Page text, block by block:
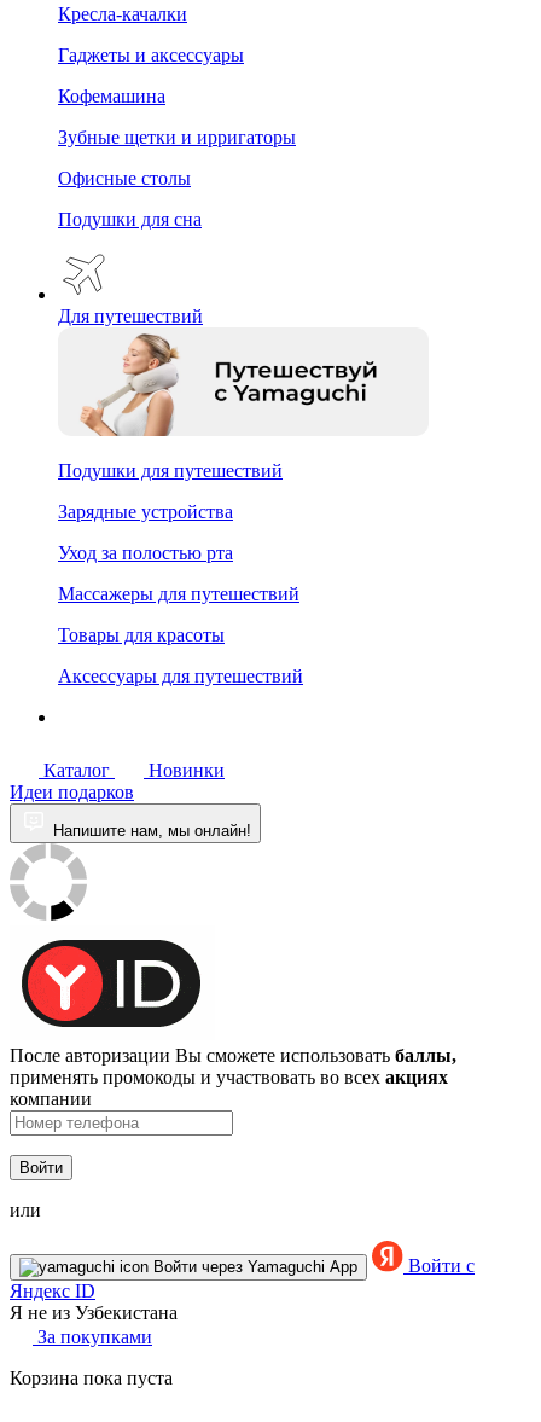
Кресла-качалки
Гаджеты и аксессуары
Кофемашина
Зубные щетки и ирригаторы
Офисные столы
Подушки для сна
Для путешествий
Подушки для путешествий
Зарядные устройства
Уход за полостью рта
Массажеры для путешествий
Товары для красоты
Аксессуары для путешествий
Каталог
Новинки
Идеи подарков
Напишите нам, мы онлайн!
После авторизации Вы сможете использовать баллы,
применять промокоды и участвовать во всех акциях
компании
Войти
или
Войти через Yamaguchi App
Войти с
Яндекс ID
Я не из Узбекистана
За покупками
Корзина пока пуста